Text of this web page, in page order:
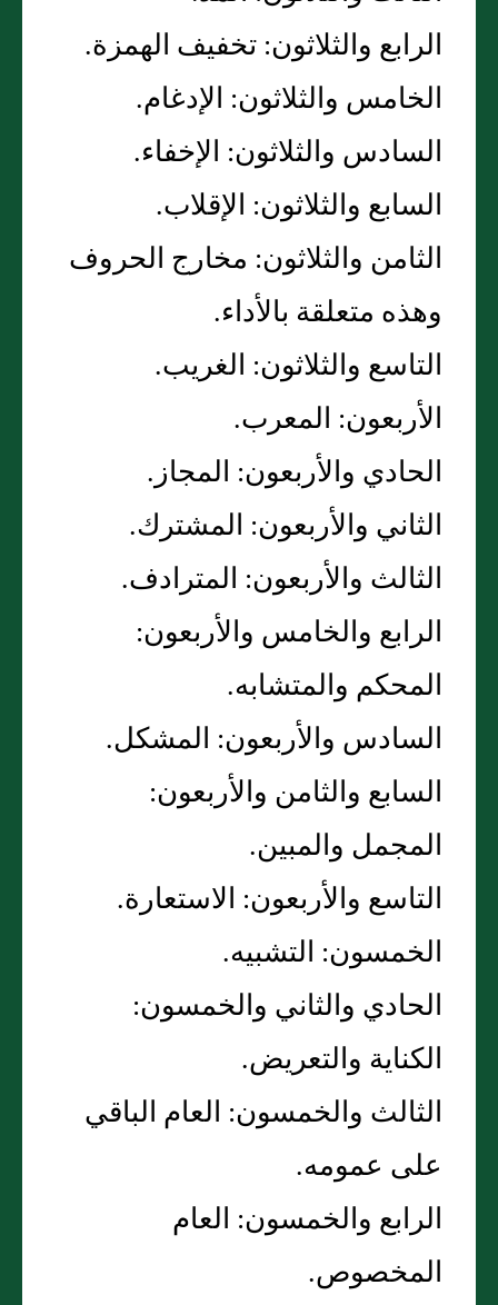
الرابع والثلاثون‏:‏ تخفيف الهمزة‏.‏
الخامس والثلاثون‏:‏ الإدغام‏.‏
السادس والثلاثون‏:‏ الإخفاء‏.‏
السابع والثلاثون‏:‏ الإقلاب‏.‏
الثامن والثلاثون‏:‏ مخارج الحروف
وهذه متعلقة بالأداء‏.‏
التاسع والثلاثون‏:‏ الغريب‏.‏
الأربعون‏:‏ المعرب‏.‏
الحادي والأربعون‏:‏ المجاز‏.‏
الثاني والأربعون‏:‏ المشترك‏.‏
الثالث والأربعون‏:‏ المترادف‏.‏
الرابع والخامس والأربعون‏:‏
المحكم والمتشابه‏.‏
السادس والأربعون‏:‏ المشكل‏.‏
السابع والثامن والأربعون‏:‏
المجمل والمبين‏.‏
التاسع والأربعون‏:‏ الاستعارة‏.‏
الخمسون‏:‏ التشبيه‏.‏
الحادي والثاني والخمسون‏:‏
الكناية والتعريض‏.‏
الثالث والخمسون‏:‏ العام الباقي
على عمومه‏.‏
الرابع والخمسون‏:‏ العام
المخصوص‏.‏